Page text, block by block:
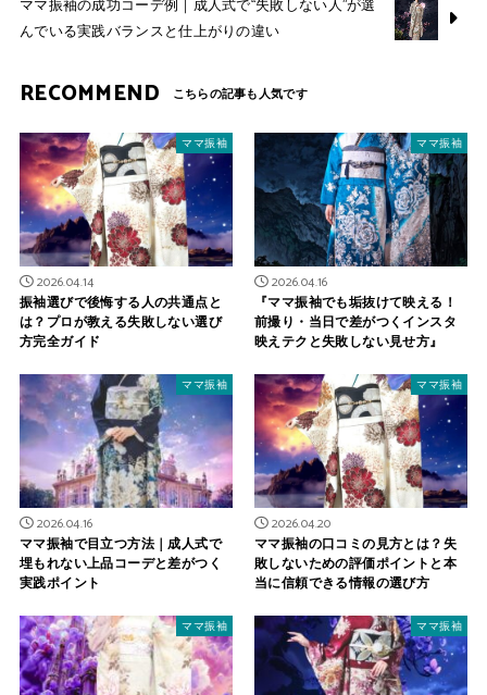
ママ振袖の成功コーデ例｜成人式で“失敗しない人”が選
んでいる実践バランスと仕上がりの違い
RECOMMEND
ママ振袖
2026.04.14
振袖選びで後悔する人の共通点と
は？プロが教える失敗しない選び
方完全ガイド
ママ振袖
2026.04.16
『ママ振袖でも垢抜けて映える！
前撮り・当日で差がつくインスタ
映えテクと失敗しない見せ方』
ママ振袖
2026.04.16
ママ振袖で目立つ方法｜成人式で
埋もれない上品コーデと差がつく
実践ポイント
ママ振袖
2026.04.20
ママ振袖の口コミの見方とは？失
敗しないための評価ポイントと本
当に信頼できる情報の選び方
ママ振袖 ママ振袖